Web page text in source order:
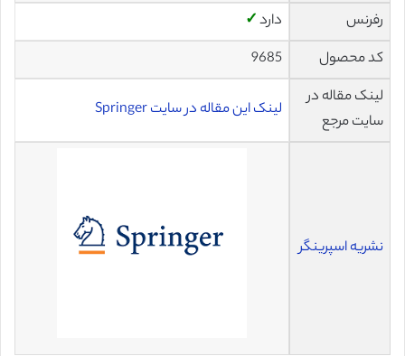
رفرنس
دارد✓
کد محصول
9685
لینک مقاله در
سایت مرجع
لینک این مقاله در سایت Springer
نشریه اسپرینگر